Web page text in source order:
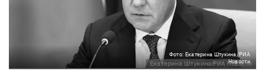
Фото: Екатерина Штукина/РИА
Новости